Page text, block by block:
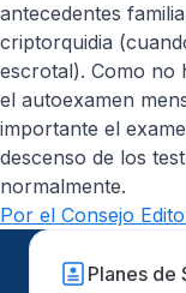
antecedentes
criptorquidia
escrotal). Como no
el autoexamen
importante el
descenso de los
normalmente.
Por el Consejo
Planes de